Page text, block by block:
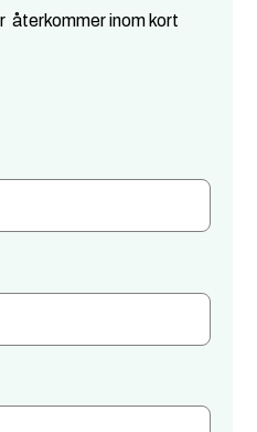
återkommer inom kort